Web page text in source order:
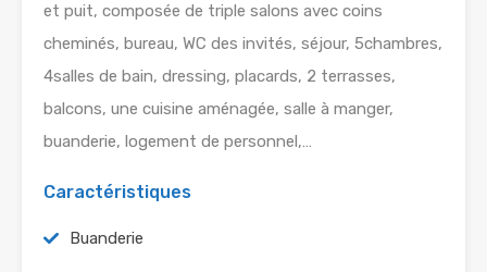
et puit, composée de triple salons avec coins
cheminés, bureau, WC des invités, séjour, 5chambres,
4salles de bain, dressing, placards, 2 terrasses,
balcons, une cuisine aménagée, salle à manger,
buanderie, logement de personnel,…
Caractéristiques
Buanderie